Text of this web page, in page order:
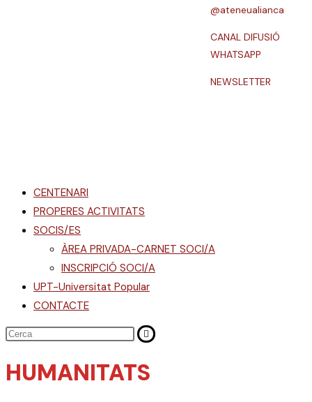
@ateneualianca
CANAL DIFUSIÓ
WHATSAPP
NEWSLETTER
CENTENARI
PROPERES ACTIVITATS
SOCIS/ES
ÀREA PRIVADA-CARNET SOCI/A
INSCRIPCIÓ SOCI/A
UPT-Universitat Popular
CONTACTE
HUMANITATS